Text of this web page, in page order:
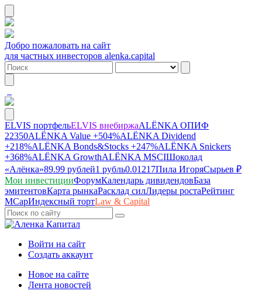
Добро пожаловать на сайт
для частных инвесторов alenka.capital
ELVIS портфельELVIS внебиржаALЁNKA ОПИФ
22350ALЁNKA Value +504%ALЁNKA Dividend
+218%ALЁNKA Bonds&Stocks +247%ALЁNKA Snickers
+368%ALЁNKA GrowthALЁNKA MSCIШоколад
«Алёнка»89.99 рублей1 рубль0.01217Пила ИгоряСырьев ₽
Мои инвестицииФорумКалендарь дивидендовБаза
эмитентовКарта рынкаРасклад силЛидеры ростаРейтинг
MCapИндексный тортLaw & Capital
Войти на сайт
Создать аккаунт
Новое на сайте
Лента новостей